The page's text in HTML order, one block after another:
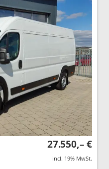
27.550,– €
incl. 19% MwSt.